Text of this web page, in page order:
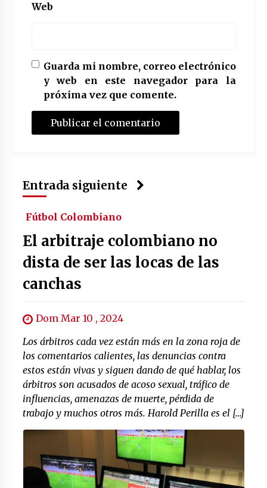
Web
Guarda mi nombre, correo electrónico
y web en este navegador para la
próxima vez que comente.
Entrada siguiente
Fútbol Colombiano
El arbitraje colombiano no
dista de ser las locas de las
canchas
Dom Mar 10 , 2024
Los árbitros cada vez están más en la zona roja de
los comentarios calientes, las denuncias contra
estos están vivas y siguen dando de qué hablar, los
árbitros son acusados de acoso sexual, tráfico de
influencias, amenazas de muerte, pérdida de
trabajo y muchos otros más. Harold Perilla es el […]